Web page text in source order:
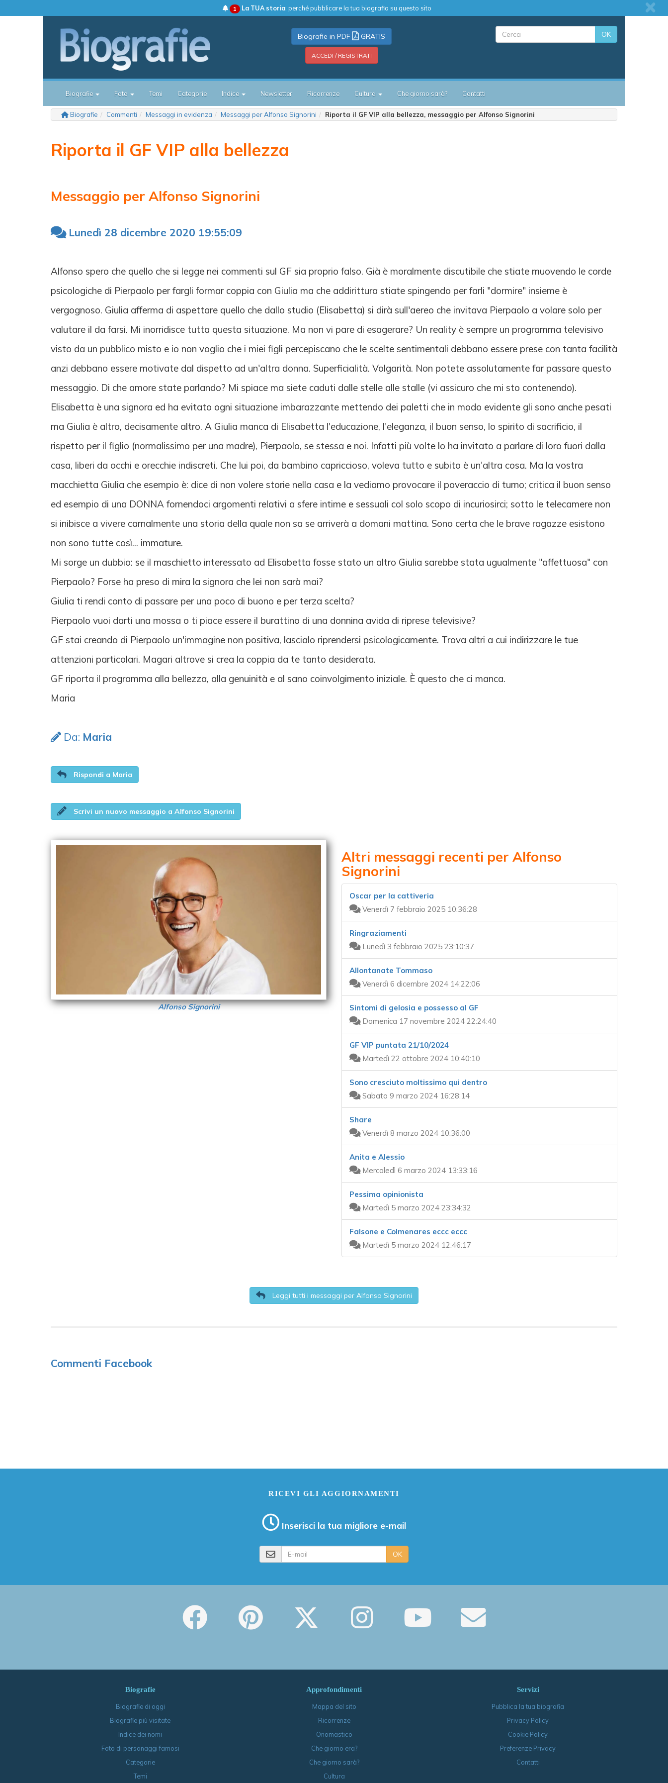
1 La TUA storia: perché pubblicare la tua biografia su questo sito
Biografie in PDF GRATIS
ACCEDI / REGISTRATI
OK
Biografie Foto Temi Categorie Indice Newsletter Ricorrenze Cultura Che giorno sarà? Contatti
Biografie Commenti Messaggi in evidenza Messaggi per Alfonso Signorini Riporta il GF VIP alla bellezza, messaggio per Alfonso Signorini
Riporta il GF VIP alla bellezza
Messaggio per Alfonso Signorini
Lunedì 28 dicembre 2020 19:55:09
Alfonso spero che quello che si legge nei commenti sul GF sia proprio falso. Già è moralmente discutibile che stiate muovendo le corde
psicologiche di Pierpaolo per fargli formar coppia con Giulia ma che addirittura stiate spingendo per farli "dormire" insieme è
vergognoso. Giulia afferma di aspettare quello che dallo studio (Elisabetta) si dirà sull'aereo che invitava Pierpaolo a volare solo per
valutare il da farsi. Mi inorridisce tutta questa situazione. Ma non vi pare di esagerare? Un reality è sempre un programma televisivo
visto da un pubblico misto e io non voglio che i miei figli percepiscano che le scelte sentimentali debbano essere prese con tanta facilità
anzi debbano essere motivate dal dispetto ad un'altra donna. Superficialità. Volgarità. Non potete assolutamente far passare questo
messaggio. Di che amore state parlando? Mi spiace ma siete caduti dalle stelle alle stalle (vi assicuro che mi sto contenendo).
Elisabetta è una signora ed ha evitato ogni situazione imbarazzante mettendo dei paletti che in modo evidente gli sono anche pesati
ma Giulia è altro, decisamente altro. A Giulia manca di Elisabetta l'educazione, l'eleganza, il buon senso, lo spirito di sacrificio, il
rispetto per il figlio (normalissimo per una madre), Pierpaolo, se stessa e noi. Infatti più volte lo ha invitato a parlare di loro fuori dalla
casa, liberi da occhi e orecchie indiscreti. Che lui poi, da bambino capriccioso, voleva tutto e subito è un'altra cosa. Ma la vostra
macchietta Giulia che esempio è: dice di non volere storie nella casa e la vediamo provocare il poveraccio di turno; critica il buon senso
ed esempio di una DONNA fornendoci argomenti relativi a sfere intime e sessuali col solo scopo di incuriosirci; sotto le telecamere non
si inibisce a vivere carnalmente una storia della quale non sa se arriverà a domani mattina. Sono certa che le brave ragazze esistono
non sono tutte così... immature.
Mi sorge un dubbio: se il maschietto interessato ad Elisabetta fosse stato un altro Giulia sarebbe stata ugualmente "affettuosa" con
Pierpaolo? Forse ha preso di mira la signora che lei non sarà mai?
Giulia ti rendi conto di passare per una poco di buono e per terza scelta?
Pierpaolo vuoi darti una mossa o ti piace essere il burattino di una donnina avida di riprese televisive?
GF stai creando di Pierpaolo un'immagine non positiva, lascialo riprendersi psicologicamente. Trova altri a cui indirizzare le tue
attenzioni particolari. Magari altrove si crea la coppia da te tanto desiderata.
GF riporta il programma alla bellezza, alla genuinità e al sano coinvolgimento iniziale. È questo che ci manca.
Maria
Da: Maria
Rispondi a Maria
Scrivi un nuovo messaggio a Alfonso Signorini
Alfonso Signorini
Altri messaggi recenti per Alfonso
Signorini
Oscar per la cattiveria
Venerdì 7 febbraio 2025 10:36:28
Ringraziamenti
Lunedì 3 febbraio 2025 23:10:37
Allontanate Tommaso
Venerdì 6 dicembre 2024 14:22:06
Sintomi di gelosia e possesso al GF
Domenica 17 novembre 2024 22:24:40
GF VIP puntata 21/10/2024
Martedì 22 ottobre 2024 10:40:10
Sono cresciuto moltissimo qui dentro
Sabato 9 marzo 2024 16:28:14
Share
Venerdì 8 marzo 2024 10:36:00
Anita e Alessio
Mercoledì 6 marzo 2024 13:33:16
Pessima opinionista
Martedì 5 marzo 2024 23:34:32
Falsone e Colmenares eccc eccc
Martedì 5 marzo 2024 12:46:17
Leggi tutti i messaggi per Alfonso Signorini
Commenti Facebook
RICEVI GLI AGGIORNAMENTI
Inserisci la tua migliore e-mail
OK
Biografie
Biografie di oggi
Biografie più visitate
Indice dei nomi
Foto di personaggi famosi
Categorie
Temi
Approfondimenti
Mappa del sito
Ricorrenze
Onomastico
Che giorno era?
Che giorno sarà?
Cultura
Servizi
Pubblica la tua biografia
Privacy Policy
Cookie Policy
Preferenze Privacy
Contatti